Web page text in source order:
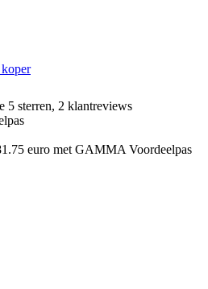
5 sterren, 2 klantreviews
euro met GAMMA Voordeelpas